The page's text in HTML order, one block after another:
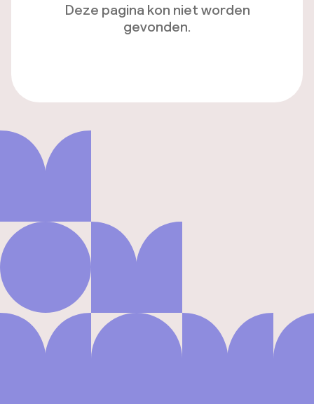
Deze pagina kon niet worden
gevonden.